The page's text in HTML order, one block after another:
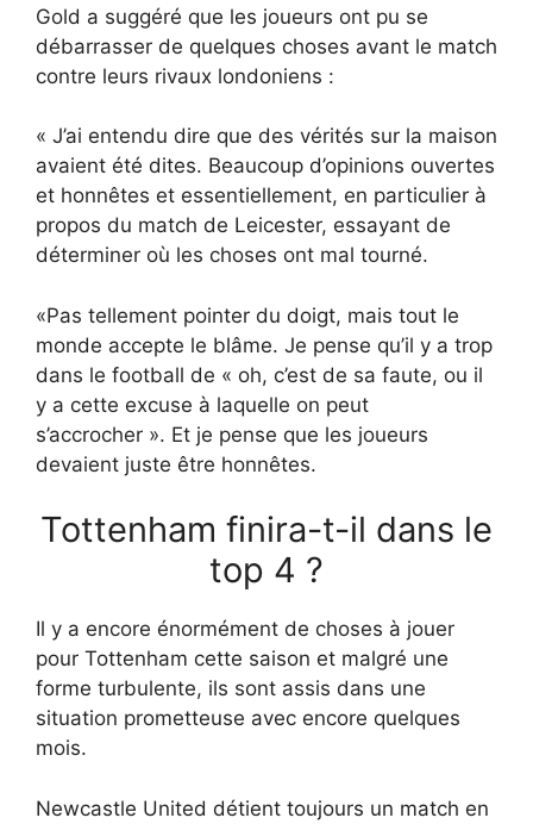
Gold a suggéré que les joueurs ont pu se
débarrasser de quelques choses avant le match
contre leurs rivaux londoniens :
« J’ai entendu dire que des vérités sur la maison
avaient été dites. Beaucoup d’opinions ouvertes
et honnêtes et essentiellement, en particulier à
propos du match de Leicester, essayant de
déterminer où les choses ont mal tourné.
«Pas tellement pointer du doigt, mais tout le
monde accepte le blâme. Je pense qu’il y a trop
dans le football de « oh, c’est de sa faute, ou il
y a cette excuse à laquelle on peut
s’accrocher ». Et je pense que les joueurs
devaient juste être honnêtes.
Tottenham finira-t-il dans le
top 4 ?
Il y a encore énormément de choses à jouer
pour Tottenham cette saison et malgré une
forme turbulente, ils sont assis dans une
situation prometteuse avec encore quelques
mois.
Newcastle United détient toujours un match en